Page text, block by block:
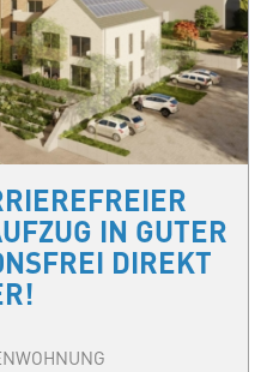
IN GUTER
DIREKT